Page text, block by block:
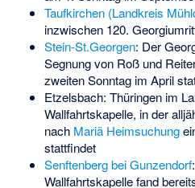
Taufkirchen (Landkreis
inzwischen 120.
Stein-St.Georgen: Der
Segnung von Roß und
zweiten Sonntag im April
Etzelsbach: Thüringen im
Wallfahrtskapelle, in der
nach Mariä Heimsuchung
stattfindet
Senftenberg bei Gunzendorf
Wallfahrtskapelle fand